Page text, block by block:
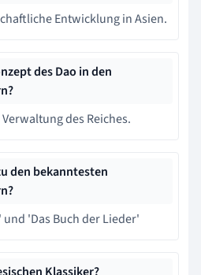
Entwicklung in Asien.
des Dao in den
des Reiches.
den bekanntesten
'Das Buch der Lieder'
Klassiker?